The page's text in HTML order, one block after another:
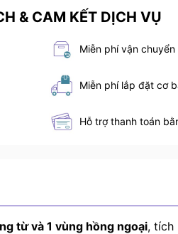
& CAM KẾT DỊCH VỤ
Miễn phí vận
Miễn phí lắp đặt cơ
Hỗ trợ thanh toán
từ và 1 vùng hồng ngoại, tích